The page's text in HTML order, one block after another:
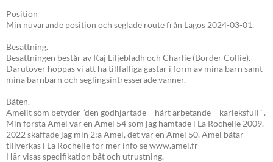
Position
Min nuvarande position och seglade route från Lagos 2024-03-01.
Besättning.
Besättningen består av Kaj Liljebladh och Charlie (Border Collie).
Därutöver hoppas vi att ha tillfälliga gastar i form av mina barn samt
mina barnbarn och seglingsintresserade vänner.
Båten.
Amelit som betyder ”den godhjärtade – hårt arbetande – kärleksfull” .
Min första Amel var en Amel 54 som jag hämtade i La Rochelle 2009.
2022 skaffade jag min 2:a Amel, det var en Amel 50. Amel båtar
tillverkas i La Rochelle för mer info se www.amel.fr
Här visas specifikation båt och utrustning.